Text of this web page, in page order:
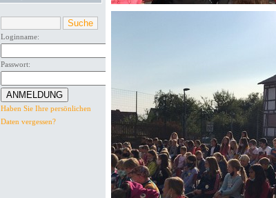
Loginname:
Passwort:
Haben Sie Ihre persönlichen
Daten vergessen?